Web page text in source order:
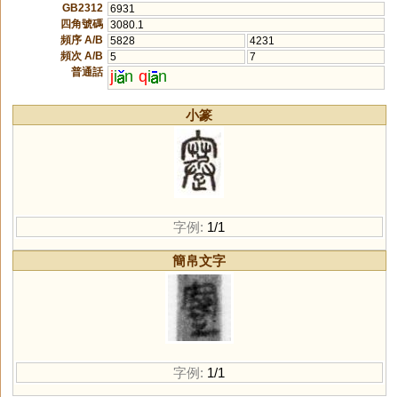
GB2312
6931
四角號碼 3080.1
頻序 A/B
5828
4231
頻次 A/B
5
7
普通話
ji n qi n
小篆
字例: 1/1
簡帛文字
字例: 1/1